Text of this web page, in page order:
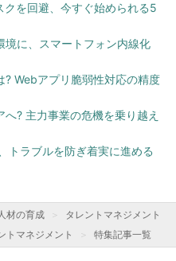
を回避、今すぐ始められる5
境に、スマートフォン内線化
Webアプリ脆弱性対応の精度
? 主力事業の危機を乗り越え
トラブルを防ぎ着実に進める
材の育成
タレントマネジメント
トマネジメント 特集記事一覧